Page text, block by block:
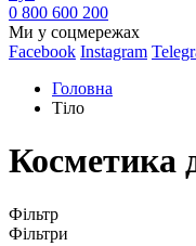
0 800 600 200
Ми у соцмережах
Facebook Instagram
Головна
Тіло
Косметика
Фільтр
Фільтри